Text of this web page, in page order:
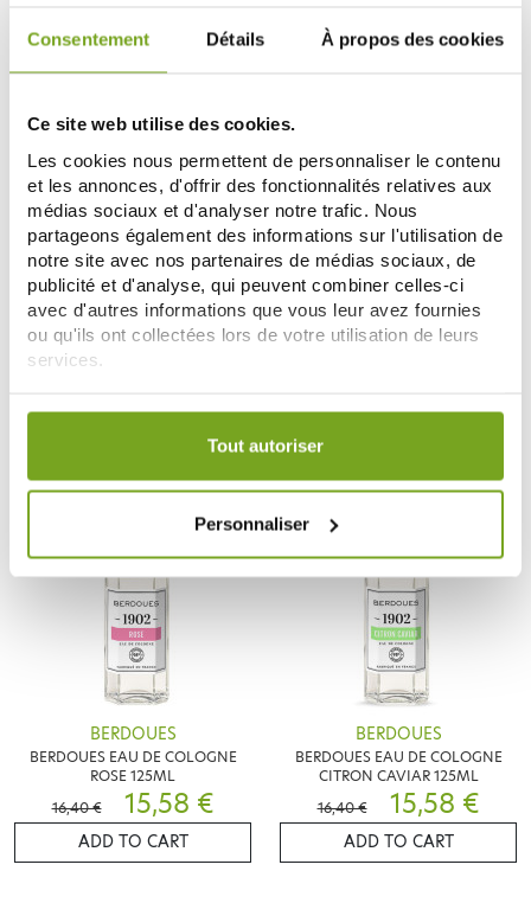
Consentement Détails À propos des cookies
Ce site web utilise des cookies.
Les cookies nous permettent de personnaliser le contenu
et les annonces, d'offrir des fonctionnalités relatives aux
médias sociaux et d'analyser notre trafic. Nous
partageons également des informations sur l'utilisation de
notre site avec nos partenaires de médias sociaux, de
publicité et d'analyse, qui peuvent combiner celles-ci
avec d'autres informations que vous leur avez fournies
ou qu'ils ont collectées lors de votre utilisation de leurs
services.
Votre choix de consentement est conservé pendant une
Tout autoriser
Personnaliser
BERDOUES
BERDOUES EAU DE COLOGNE
FIGUE BLANCHE 125ML
BERDOUES
BERDOUES EAU DE TOILETTE
-5%
BERDOUES
BERDOUES EAU DE COLOGNE
ROSE 125ML
16,40 €
15,58 €
ADD TO CART
BERDOUES
BERDOUES EAU DE COLOGNE
CITRON CAVIAR 125ML
16,40 €
15,58 €
ADD TO CART